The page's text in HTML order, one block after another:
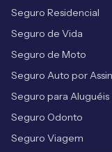
Seguro Residencial
Seguro de Vida
Seguro de Moto
Seguro Auto por
Seguro para Aluguéis
Seguro Odonto
Seguro Viagem